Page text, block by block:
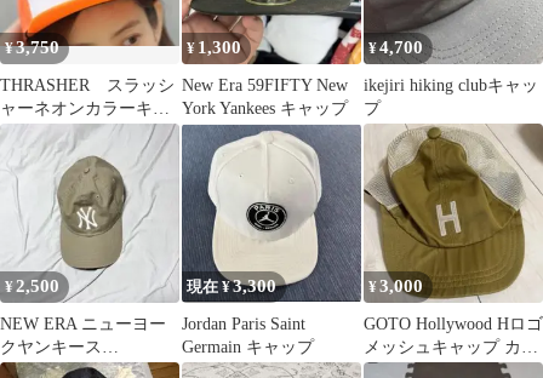
¥3,750
THRASHER スラッシ
ャーネオンカラーキャ
ップ トラッカーメッ
シュキャップ
¥ 1,300
New Era 59FIFTY New
York Yankees キャップ
¥4,700
ikejiri hiking clubキャッ
プ
¥2,500
NEW ERA ニューヨー
クヤンキース
9TWENTY キャップ
現在 ¥3,300
Jordan Paris Saint
Germain キャップ
¥3,000
GOTO Hollywood Hロゴ
メッシュキャップ カー
キ